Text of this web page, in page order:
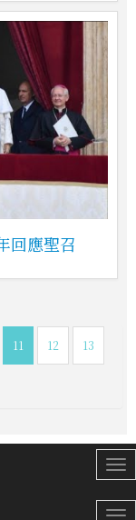
回應聖召
11 12 13